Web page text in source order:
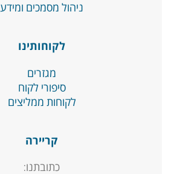
ניהול מסמכים ומידע
לקוחותינו
מגזרים
סיפורי לקוח
לקוחות ממליצים
קריירה
כתובתנו: